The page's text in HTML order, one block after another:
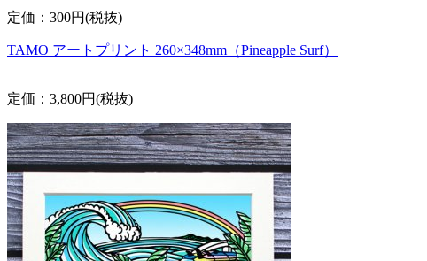
定価：300円(税抜)
TAMO アートプリント 260×348mm（Pineapple Surf）
定価：3,800円(税抜)